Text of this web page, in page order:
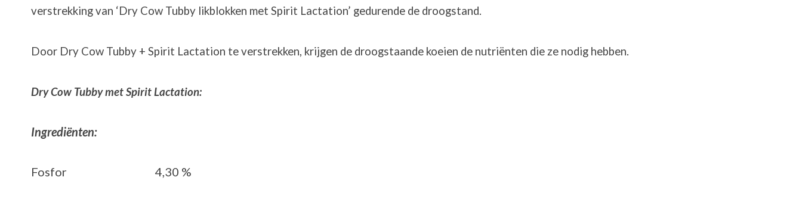
verstrekking van ‘Dry Cow Tubby likblokken met Spirit Lactation’ gedurende de droogstand.
Door Dry Cow Tubby + Spirit Lactation te verstrekken, krijgen de droogstaande koeien de nutriënten die ze nodig hebben.
Dry Cow Tubby met Spirit Lactation:
Ingrediënten:
Fosfor 4,30 %